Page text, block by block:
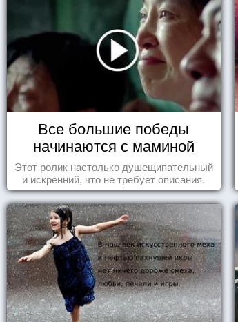
Все большие победы
начинаются с маминой
колыбели
Этот ролик настолько душещипательный
и искренний, что не требует описания.